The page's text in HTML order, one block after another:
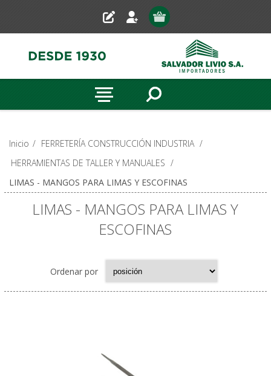
Inicio / FERRETERÍA CONSTRUCCIÓN INDUSTRIA /
HERRAMIENTAS DE TALLER Y MANUALES /
LIMAS - MANGOS PARA LIMAS Y ESCOFINAS
LIMAS - MANGOS PARA LIMAS Y
ESCOFINAS
Ordenar por